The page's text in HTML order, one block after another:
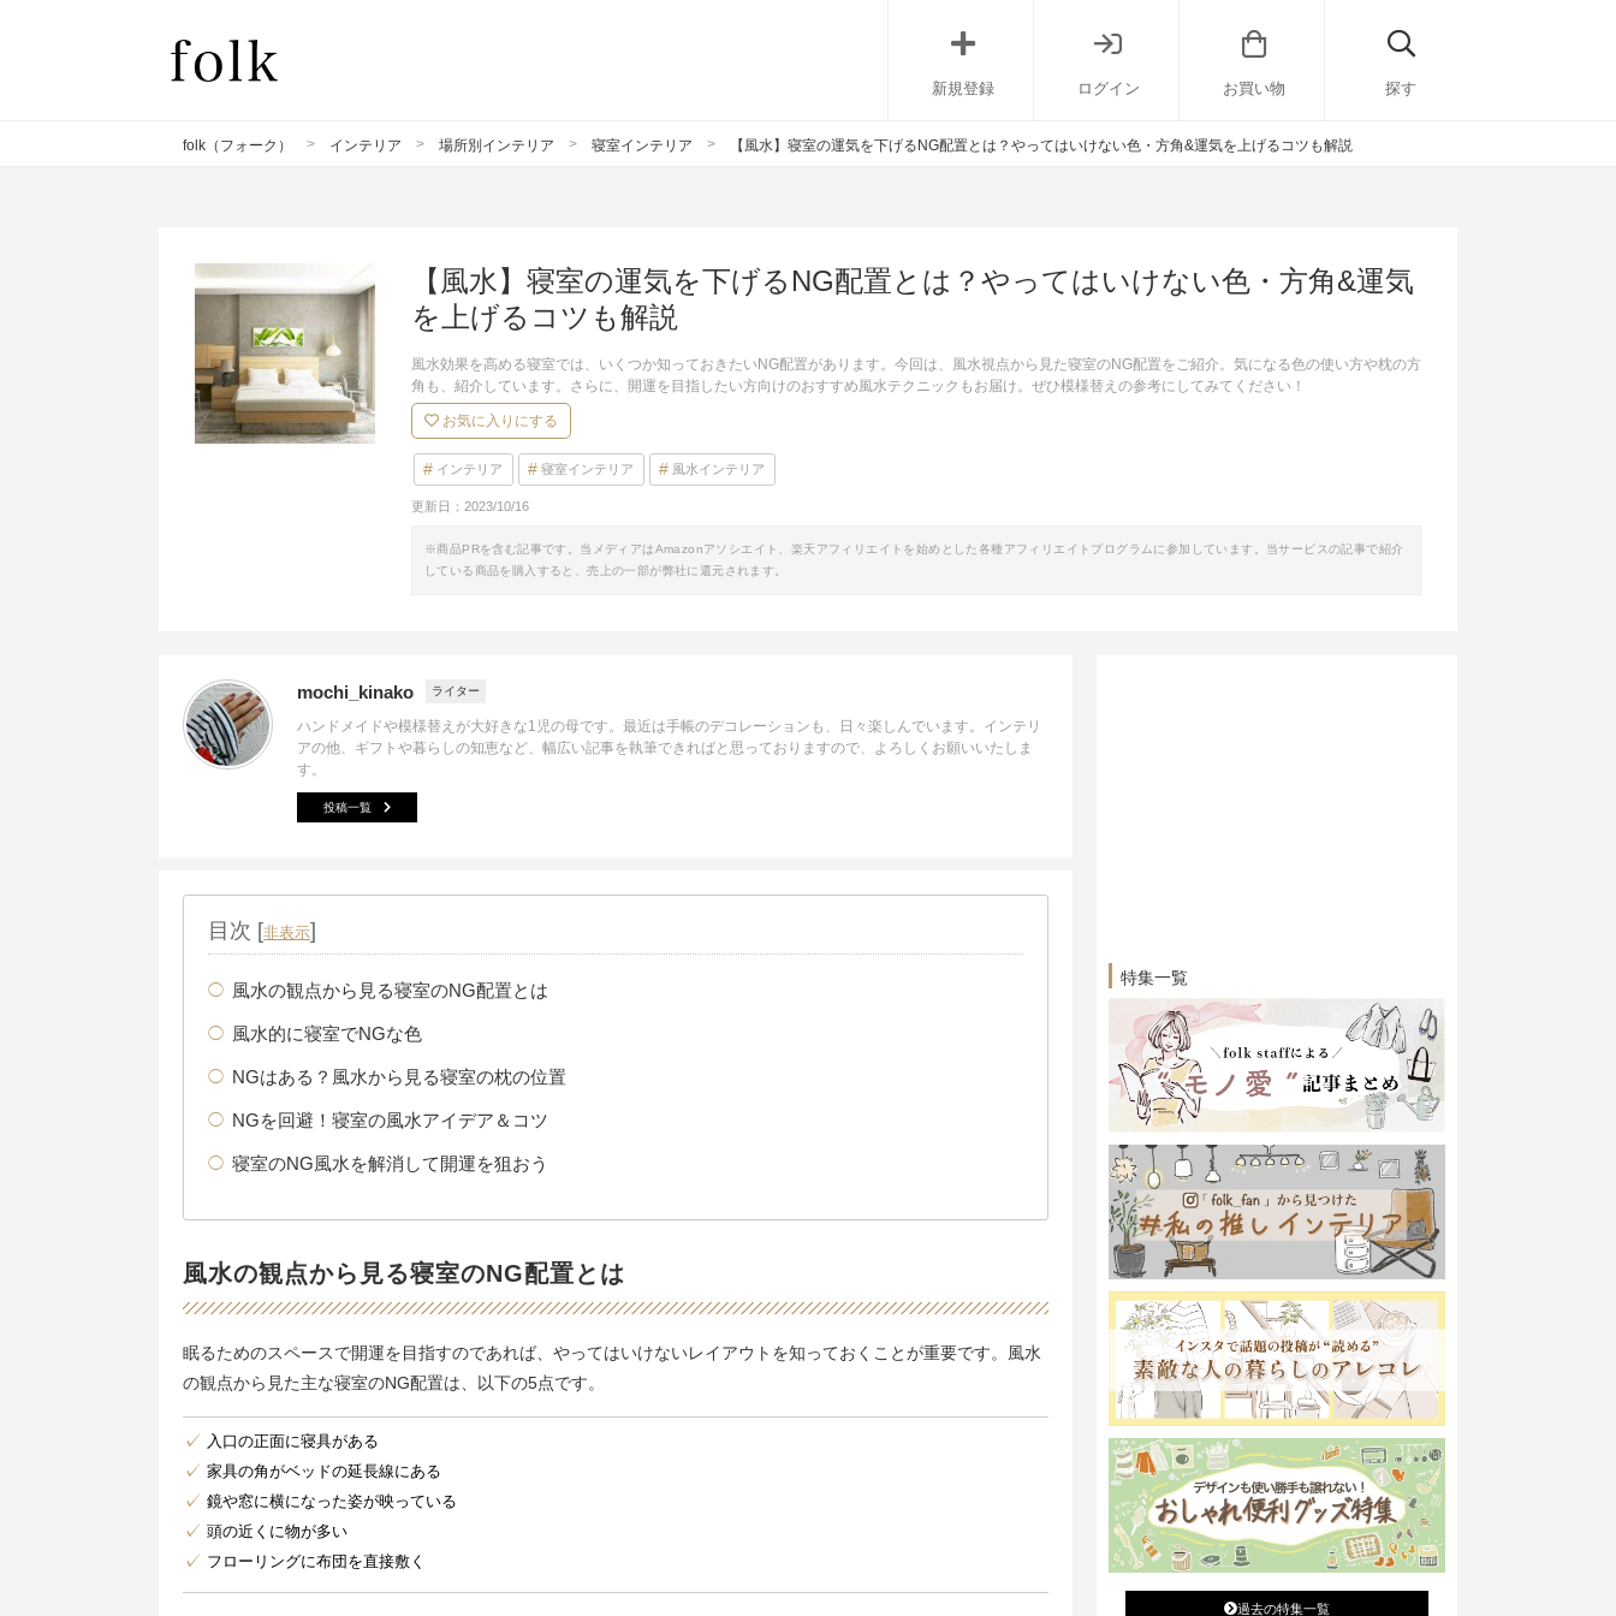
新規登録 ログイン お買い物 探す
folk（フォーク） インテリア 場所別インテリア 寝室インテリア 【風水】寝室の運気を下げるNG配置とは？やってはいけない色・方角&運気を上げるコツも解説
【風水】寝室の運気を下げるNG配置とは？やってはいけない色・方角&運気
を上げるコツも解説
風水効果を高める寝室では、いくつか知っておきたいNG配置があります。今回は、風水視点から見た寝室のNG配置をご紹介。気になる色の使い方や枕の方
角も、紹介しています。さらに、開運を目指したい方向けのおすすめ風水テクニックもお届け。ぜひ模様替えの参考にしてみてください！
お気に入りにする
インテリア 寝室インテリア 風水インテリア
更新日： 2023/10/16
※商品PRを含む記事です。当メディアはAmazonアソシエイト、楽天アフィリエイトを始めとした各種アフィリエイトプログラムに参加しています。当サービスの記事で紹介
している商品を購入すると、売上の一部が弊社に還元されます。
mochi_kinako ライター
ハンドメイドや模様替えが大好きな1児の母です。最近は手帳のデコレーションも、日々楽しんでいます。インテリ
アの他、ギフトや暮らしの知恵など、幅広い記事を執筆できればと思っておりますので、よろしくお願いいたしま
す。
投稿一覧
目次 [非表示]
風水の観点から見る寝室のNG配置とは
風水的に寝室でNGな色
NGはある？風水から見る寝室の枕の位置
NGを回避！寝室の風水アイデア＆コツ
寝室のNG風水を解消して開運を狙おう
風水の観点から見る寝室のNG配置とは
眠るためのスペースで開運を目指すのであれば、やってはいけないレイアウトを知っておくことが重要です。風水
の観点から見た主な寝室のNG配置は、以下の5点です。
入口の正面に寝具がある
家具の角がベッドの延長線にある
鏡や窓に横になった姿が映っている
頭の近くに物が多い
フローリングに布団を直接敷く
特集一覧
過去の特集一覧